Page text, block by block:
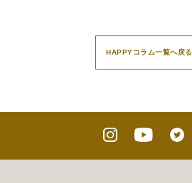
HAPPYコラム一覧へ戻る